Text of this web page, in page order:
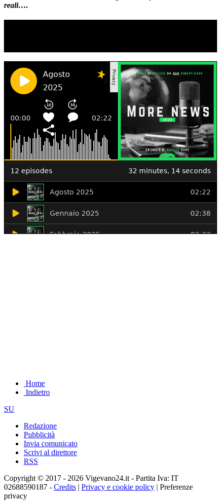
reali….
Home
Indietro
SU
Redazione
Pubblicità
Invia comunicato
Scrivi al direttore
RSS
Copyright © 2017 - 2026 Vigevano24.it - Partita Iva: IT
02688590187 - Credits | Privacy e cookie policy | Preferenze
privacy